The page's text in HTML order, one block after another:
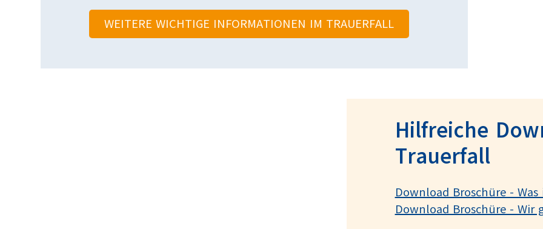
WEITERE WICHTIGE INFORMATIONEN IM TRAUERFALL
Hilfreiche
Trauerfall
Download Broschüre -
Download Broschüre - Wir